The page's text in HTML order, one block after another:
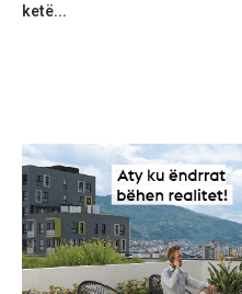
ketë...